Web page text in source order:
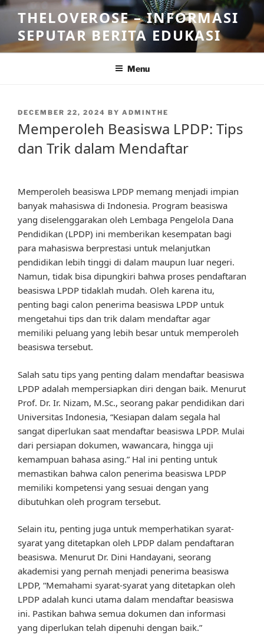
Skip
content
THELOVEROSE – INFORMASI
SEPUTAR BERITA EDUKASI
Menu
POSTED
DECEMBER 22, 2024 BY ADMINTHE
Memperoleh Beasiswa LPDP: Tips
dan Trik dalam Mendaftar
Memperoleh beasiswa LPDP memang menjadi impian
banyak mahasiswa di Indonesia. Program beasiswa
yang diselenggarakan oleh Lembaga Pengelola Dana
Pendidikan (LPDP) ini memberikan kesempatan bagi
para mahasiswa berprestasi untuk melanjutkan
pendidikan lebih tinggi di dalam maupun luar negeri.
Namun, tidak bisa dipungkiri bahwa proses pendaftaran
beasiswa LPDP tidaklah mudah. Oleh karena itu,
penting bagi calon penerima beasiswa LPDP untuk
mengetahui tips dan trik dalam mendaftar agar
memiliki peluang yang lebih besar untuk memperoleh
beasiswa tersebut.
Salah satu tips yang penting dalam mendaftar beasiswa
LPDP adalah mempersiapkan diri dengan baik. Menurut
Prof. Dr. Ir. Nizam, M.Sc., seorang pakar pendidikan dari
Universitas Indonesia, “Kesiapan dalam segala hal
sangat diperlukan saat mendaftar beasiswa LPDP. Mulai
dari persiapan dokumen, wawancara, hingga uji
kemampuan bahasa asing.” Hal ini penting untuk
memastikan bahwa calon penerima beasiswa LPDP
memiliki kompetensi yang sesuai dengan yang
dibutuhkan oleh program tersebut.
Selain itu, penting juga untuk memperhatikan syarat-
syarat yang ditetapkan oleh LPDP dalam pendaftaran
beasiswa. Menurut Dr. Dini Handayani, seorang
akademisi yang pernah menjadi penerima beasiswa
LPDP, “Memahami syarat-syarat yang ditetapkan oleh
LPDP adalah kunci utama dalam mendaftar beasiswa
ini. Pastikan bahwa semua dokumen dan informasi
yang diperlukan telah dipenuhi dengan baik.”